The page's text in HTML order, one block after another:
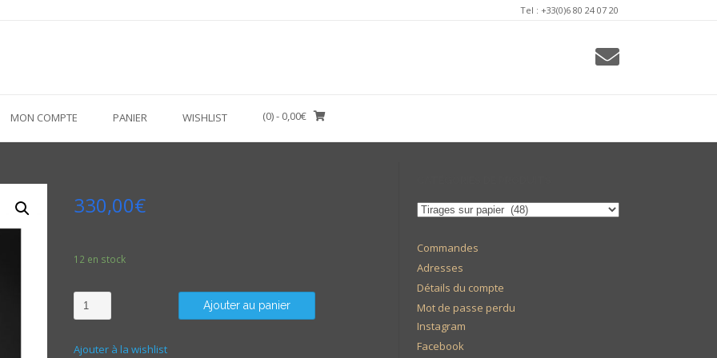
Tel : +33(0)6 80 24 07 20
MON COMPTE PANIER WISHLIST (0)- 0,00€
330,00€
12 en stock
Quantité Ajouter au panier
Ajouter à la wishlist
Commandes
Adresses
Détails du compte
Mot de passe perdu
Instagram
Facebook